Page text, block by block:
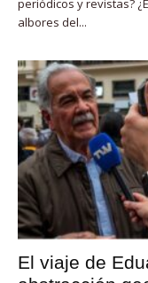
periódicos y revistas?
albores del...
El viaje de